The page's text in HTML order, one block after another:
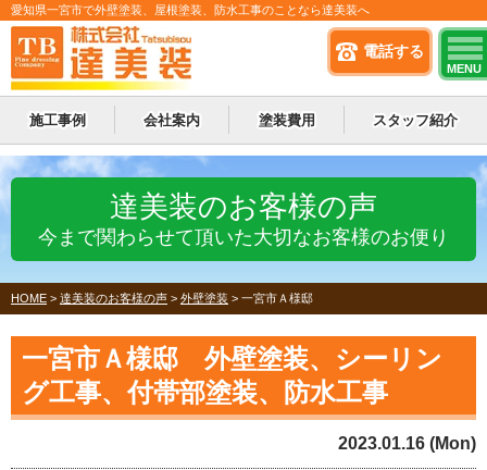
電話する
MENU
愛知県一宮市で外壁塗装、屋根塗装、防水工事のことなら達美装へ
施工事例 会社案内 塗装費用 スタッフ紹介
達美装のお客様の声
今まで関わらせて頂いた大切なお客様のお便り
HOME > 達美装のお客様の声 > 外壁塗装 > 一宮市Ａ様邸
一宮市Ａ様邸 外壁塗装、シーリン
グ工事、付帯部塗装、防水工事
2023.01.16 (Mon)